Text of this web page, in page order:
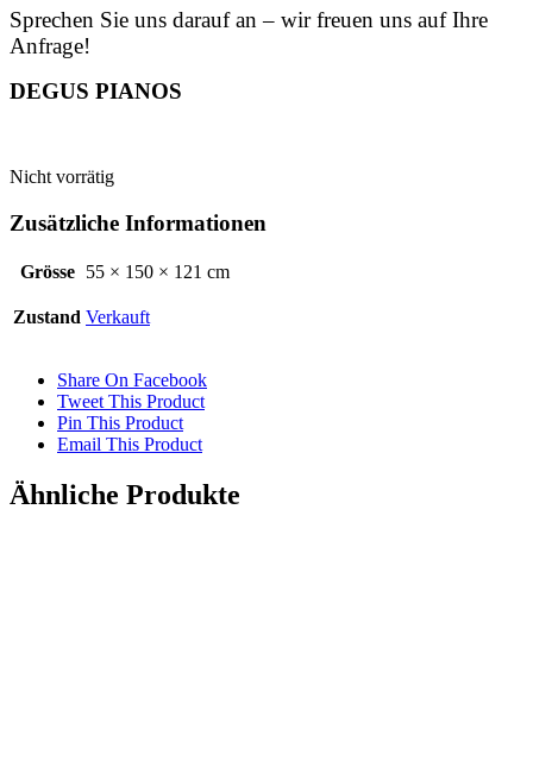
Sprechen Sie uns darauf an – wir freuen uns auf Ihre
Anfrage!
DEGUS PIANOS
Nicht vorrätig
Zusätzliche Informationen
Grösse 55 × 150 × 121 cm
Zustand Verkauft
Share On Facebook
Tweet This Product
Pin This Product
Email This Product
Ähnliche Produkte